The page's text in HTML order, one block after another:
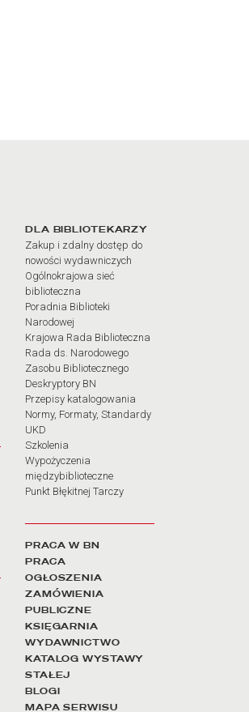
DLA BIBLIOTEKARZY
Zakup i zdalny dostęp do
nowości wydawniczych
Ogólnokrajowa sieć
biblioteczna
Poradnia Biblioteki
Narodowej
Krajowa Rada Biblioteczna
Rada ds. Narodowego
Zasobu Bibliotecznego
Deskryptory BN
Przepisy katalogowania
Normy, Formaty, Standardy
UKD
Szkolenia
Wypożyczenia
międzybiblioteczne
Punkt Błękitnej Tarczy
PRACA W BN
PRACA
OGŁOSZENIA
ZAMÓWIENIA
PUBLICZNE
KSIĘGARNIA
WYDAWNICTWO
KATALOG WYSTAWY
STAŁEJ
BLOGI
MAPA SERWISU